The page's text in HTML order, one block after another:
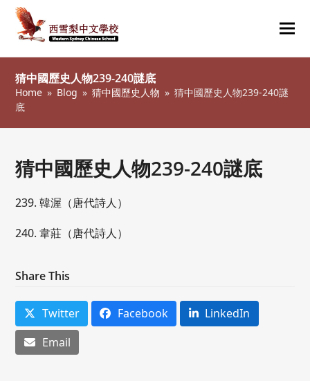
猜中國歷史人物239-240謎底
Home » Blog » 猜中國歷史人物 » 猜中國歷史人物239-240謎
底
猜中國歷史人物239-240謎底
239. 韓渥（唐代詩人）
240. 韋莊（唐代詩人）
Share This
Twitter Facebook
LinkedIn
Email